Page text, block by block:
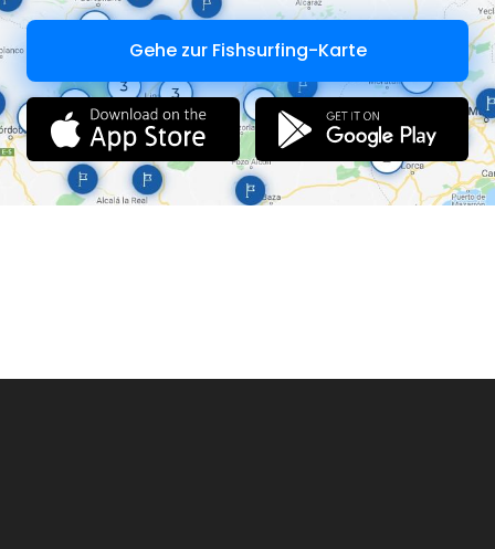
Gehe zur Fishsurfing-Karte